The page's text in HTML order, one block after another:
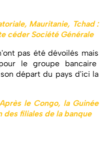
Mauritanie, Tchad :
céder Société Générale
pas été dévoilés mais
le groupe bancaire
départ du pays d'ici la
le Congo, la Guinée
des filiales de la banque